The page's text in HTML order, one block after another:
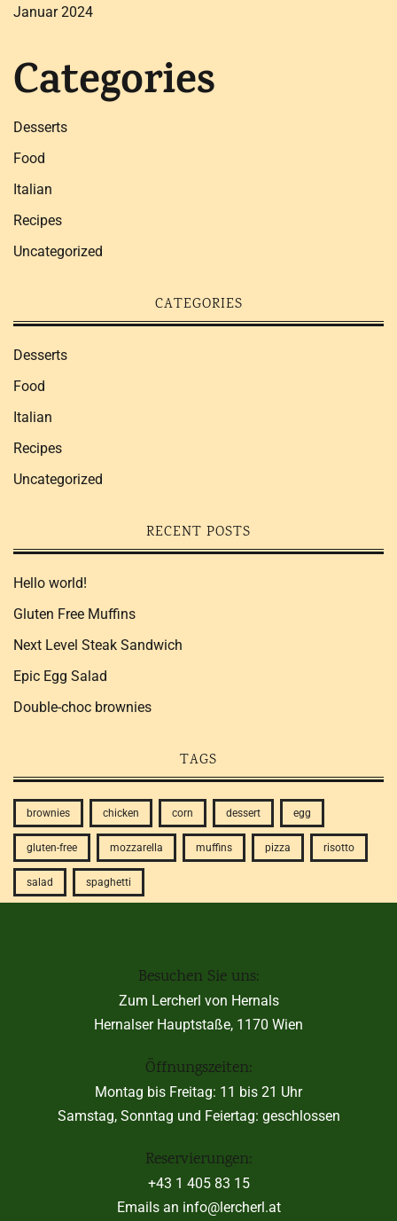
Januar 2024
Categories
Desserts
Food
Italian
Recipes
Uncategorized
CATEGORIES
Desserts
Food
Italian
Recipes
Uncategorized
RECENT POSTS
Hello world!
Gluten Free Muffins
Next Level Steak Sandwich
Epic Egg Salad
Double-choc brownies
TAGS
brownies chicken corn dessert egg
gluten-free mozzarella muffins pizza risotto
salad spaghetti
Besuchen Sie uns:
Zum Lercherl von Hernals
Hernalser Hauptstaße, 1170 Wien
Öffnungszeiten:
Montag bis Freitag: 11 bis 21 Uhr
Samstag, Sonntag und Feiertag: geschlossen
Reservierungen:
+43 1 405 83 15
Emails an info@lercherl.at